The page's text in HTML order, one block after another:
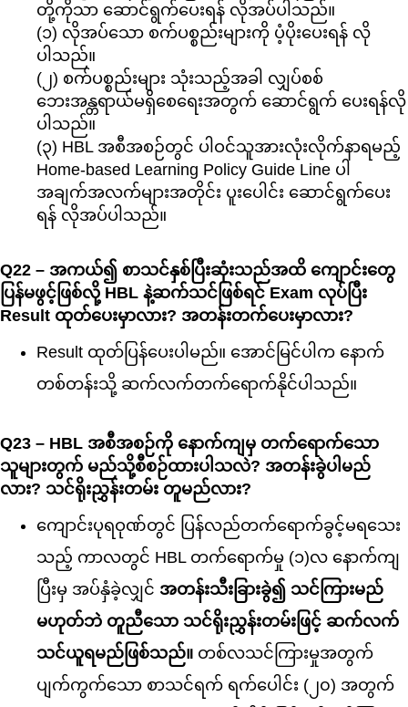
တို့ကိုသာ ဆောင်ရွက်ပေးရန် လိုအပ်ပါသည်။
(၁) လိုအပ်သော စက်ပစ္စည်းများကို ပံ့ပိုးပေးရန် လို
ပါသည်။
(၂) စက်ပစ္စည်းများ သုံးသည့်အခါ လျှပ်စစ်
ဘေးအန္တရာယ်မရှိစေရေးအတွက် ဆောင်ရွက် ပေးရန်လို
ပါသည်။
(၃) HBL အစီအစဉ်တွင် ပါဝင်သူအားလုံးလိုက်နာရမည့်
Home-based Learning Policy Guide Line ပါ
အချက်အလက်များအတိုင်း ပူးပေါင်း ဆောင်ရွက်ပေး
ရန် လိုအပ်ပါသည်။
Q22 – အကယ်၍ စာသင်နှစ်ပြီးဆုံးသည်အထိ ကျောင်းတွေ
ပြန်မဖွင့်ဖြစ်လို့ HBL နဲ့ဆက်သင်ဖြစ်ရင် Exam လုပ်ပြီး
Result ထုတ်ပေးမှာလား? အတန်းတက်ပေးမှာလား?
Result ထုတ်ပြန်ပေးပါမည်။ အောင်မြင်ပါက နောက်
တစ်တန်းသို့ ဆက်လက်တက်ရောက်နိုင်ပါသည်။
Q23 – HBL အစီအစဉ်ကို နောက်ကျမှ တက်ရောက်သော
သူများတွက် မည်သို့စီစဉ်ထားပါသလဲ? အတန်းခွဲပါမည်
လား? သင်ရိုးညွှန်းတမ်း တူမည်လား?
ကျောင်းပုရဝုဏ်တွင် ပြန်လည်တက်ရောက်ခွင့်မရသေး
သည့် ကာလတွင် HBL တက်ရောက်မှု (၁)လ နောက်ကျ
ပြီးမှ အပ်နှံခဲ့လျှင် အတန်းသီးခြားခွဲ၍ သင်ကြားမည်
မဟုတ်ဘဲ တူညီသော သင်ရိုးညွှန်းတမ်းဖြင့် ဆက်လက်
သင်ယူရမည်ဖြစ်သည်။ တစ်လသင်ကြားမှုအတွက်
ပျက်ကွက်သော စာသင်ရက် ရက်ပေါင်း (၂၀) အတွက်